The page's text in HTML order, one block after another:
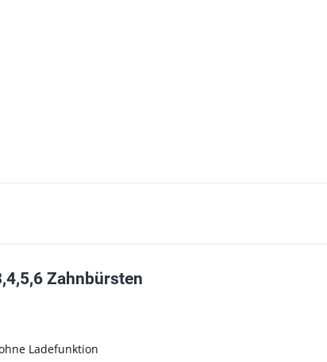
Zahnbürsten
Ladefunktion